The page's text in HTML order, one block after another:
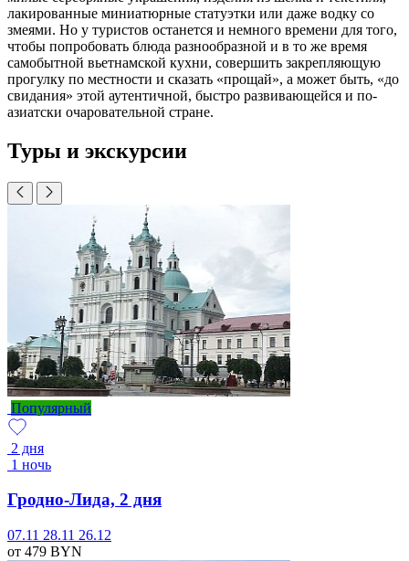
лакированные миниатюрные статуэтки или даже водку со
змеями. Но у туристов останется и немного времени для того,
чтобы попробовать блюда разнообразной и в то же время
самобытной вьетнамской кухни, совершить закрепляющую
прогулку по местности и сказать «прощай», а может быть, «до
свидания» этой аутентичной, быстро развивающейся и по-
азиатски очаровательной стране.
Туры и экскурсии
Популярный
2 дня
1 ночь
Гродно-Лида, 2 дня
07.11 28.11 26.12
от 479 BYN